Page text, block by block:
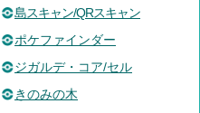
島スキャン/QRスキャン
ポケファインダー
ジガルデ・コア/セル
きのみの木